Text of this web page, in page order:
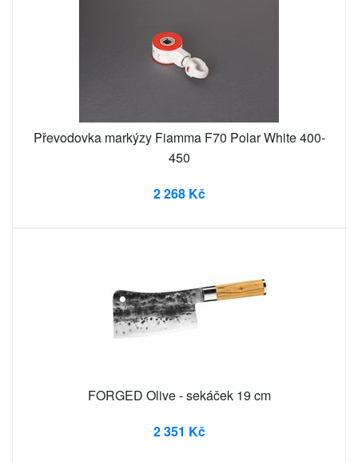
Převodovka markýzy Fiamma F70 Polar White 400-
450
2 268 Kč
FORGED Olive - sekáček 19 cm
2 351 Kč